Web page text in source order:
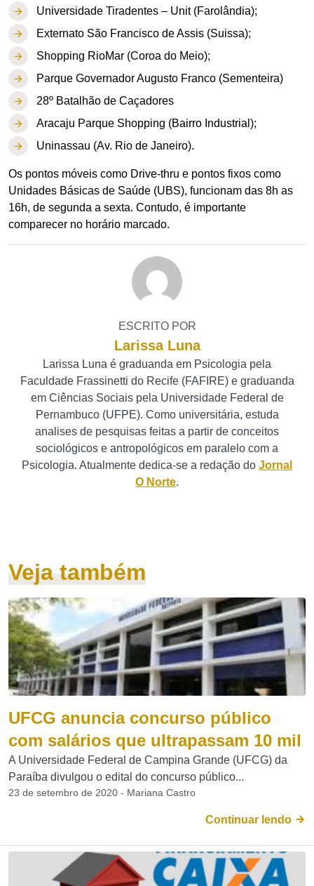
Universidade Tiradentes – Unit (Farolândia);
Externato São Francisco de Assis (Suissa);
Shopping RioMar (Coroa do Meio);
Parque Governador Augusto Franco (Sementeira)
28º Batalhão de Caçadores
Aracaju Parque Shopping (Bairro Industrial);
Uninassau (Av. Rio de Janeiro).
Os pontos móveis como Drive-thru e pontos fixos como
Unidades Básicas de Saúde (UBS), funcionam das 8h as
16h, de segunda a sexta. Contudo, é importante
comparecer no horário marcado.
ESCRITO POR
Larissa Luna
Larissa Luna é graduanda em Psicologia pela
Faculdade Frassinetti do Recife (FAFIRE) e graduanda
em Ciências Sociais pela Universidade Federal de
Pernambuco (UFPE). Como universitária, estuda
analises de pesquisas feitas a partir de conceitos
sociológicos e antropológicos em paralelo com a
Psicologia. Atualmente dedica-se a redação do Jornal
O Norte.
Veja também
UFCG anuncia concurso público
com salários que ultrapassam 10 mil
A Universidade Federal de Campina Grande (UFCG) da
Paraíba divulgou o edital do concurso público...
23 de setembro de 2020 - Mariana Castro
Continuar lendo